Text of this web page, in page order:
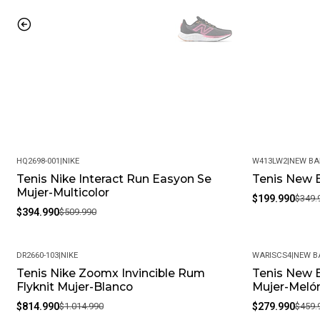
-23%
HQ2698-001 |NIKE
Tenis Nike Interact Run Easyon Se
Mujer-Multicolor
$394.990$509.990
-43%
W413LW2|NEW
Tenis New
$199.990
-20%
DR2660-103|NIKE
Tenis Nike Zoomx Invincible Rum
Flyknit Mujer-Blanco
$814.990$1.014.990
-39%
WARISCS4|NEW
Tenis New
Mujer-
$279.990